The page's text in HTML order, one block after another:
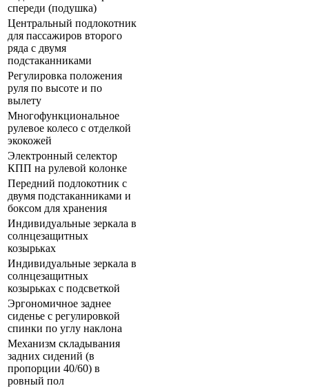
спереди (подушка)
Центральный подлокотник
для пассажиров второго
ряда с двумя
подстаканниками
Регулировка положения
руля по высоте и по
вылету
Многофункциональное
рулевое колесо с отделкой
экокожей
Электронный селектор
КПП на рулевой колонке
Передний подлокотник с
двумя подстаканниками и
боксом для хранения
Индивидуальные зеркала в
солнцезащитных
козырьках
Индивидуальные зеркала в
солнцезащитных
козырьках с подсветкой
Эргономичное заднее
сиденье с регулировкой
спинки по углу наклона
Механизм складывания
задних сидений (в
пропорции 40/60) в
ровный пол